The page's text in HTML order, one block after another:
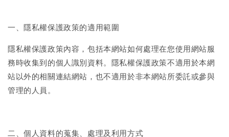
一、隱私權保護政策的適用範圍
隱私權保護政策內容，包括本網站如何處理在您使用網站服
務時收集到的個人識別資料。隱私權保護政策不適用於本網
站以外的相關連結網站，也不適用於非本網站所委託或參與
管理的人員。
二、個人資料的蒐集、處理及利用方式